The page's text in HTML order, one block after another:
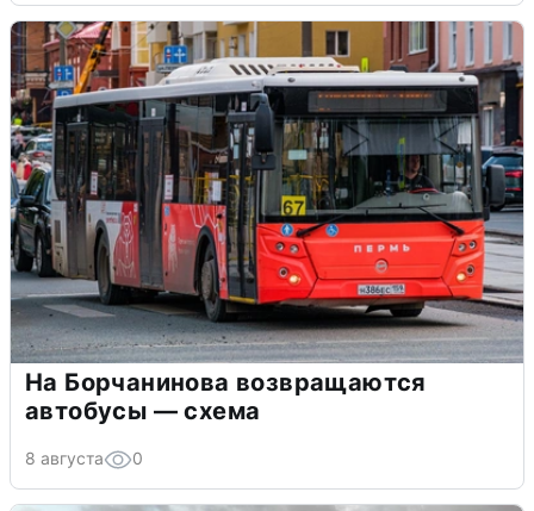
На Борчанинова возвращаются
автобусы — схема
8 августа 0